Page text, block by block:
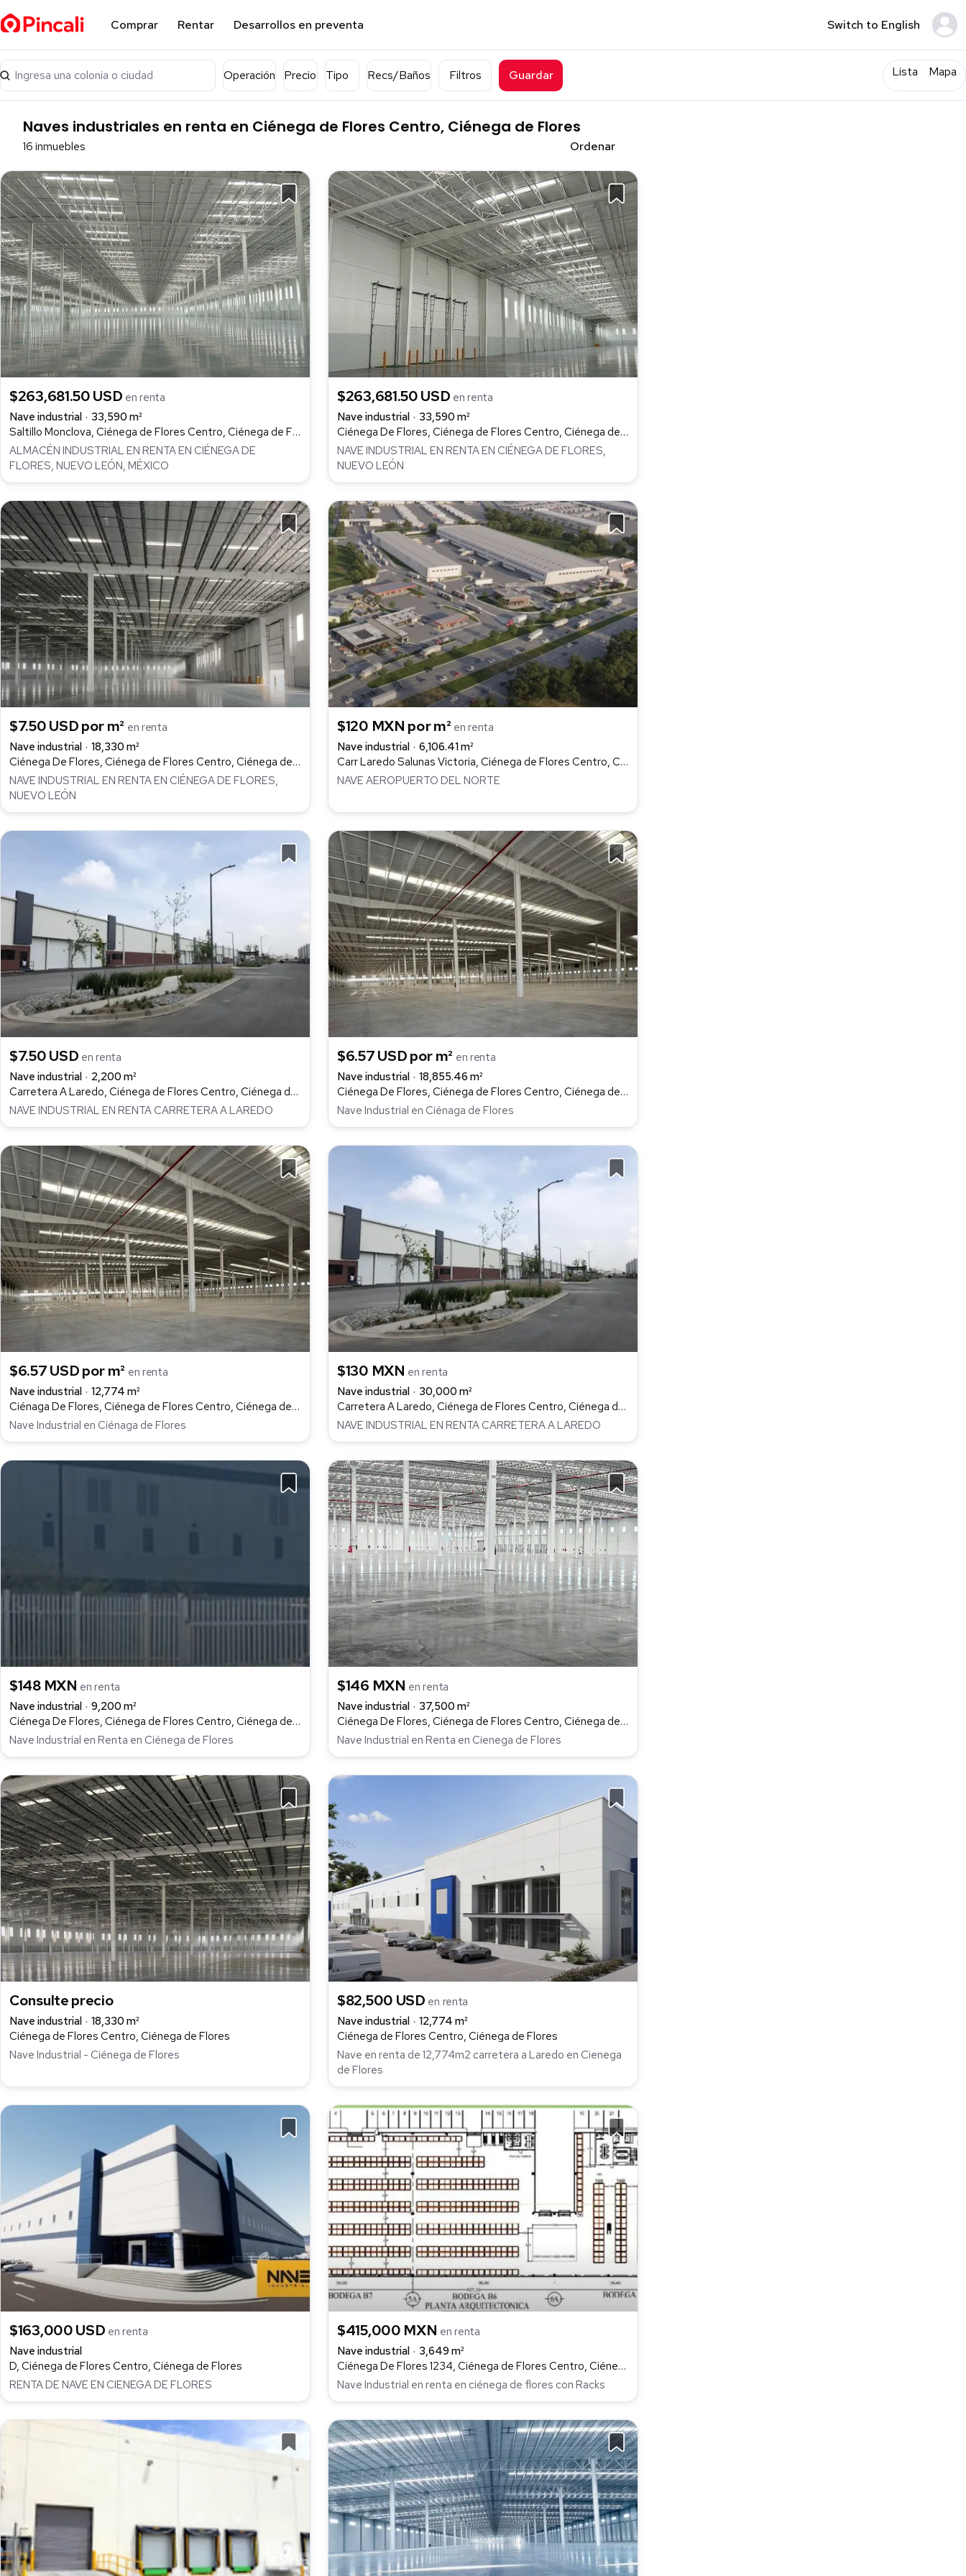
Comprar Rentar Desarrollos en preventa Switch to English
Ingresa una colonia o ciudad Operación Precio Tipo Recs/Baños Filtros Guardar Lista Mapa
Naves industriales en renta en Ciénega de Flores Centro, Ciénega de Flores
16 inmuebles Ordenar
$263,681.50 USD en renta
Nave industrial
33,590 m²
Saltillo Monclova, Ciénega de Flores Centro, Ciénega de Flores
ALMACÉN INDUSTRIAL EN RENTA EN CIÉNEGA DE
FLORES, NUEVO LEÓN, MÉXICO
$263,681.50 USD en renta
Nave industrial
33,590 m²
Ciénega De Flores, Ciénega de Flores Centro, Ciénega de Flores
NAVE INDUSTRIAL EN RENTA EN CIÉNEGA DE FLORES,
NUEVO LEÓN
$7.50 USD por m² en renta
Nave industrial
18,330 m²
Ciénega De Flores, Ciénega de Flores Centro, Ciénega de Flores
NAVE INDUSTRIAL EN RENTA EN CIÉNEGA DE FLORES,
NUEVO LEÓN
$120 MXN por m² en renta
Nave industrial
6,106.41 m²
Carr Laredo Salunas Victoria, Ciénega de Flores Centro, Ciénega de Flores
NAVE AEROPUERTO DEL NORTE
$7.50 USD en renta
Nave industrial
2,200 m²
Carretera A Laredo, Ciénega de Flores Centro, Ciénega de Flores
NAVE INDUSTRIAL EN RENTA CARRETERA A LAREDO
$6.57 USD por m² en renta
Nave industrial
18,855.46 m²
Ciénega De Flores, Ciénega de Flores Centro, Ciénega de Flores
Nave Industrial en Ciénaga de Flores
$6.57 USD por m² en renta
Nave industrial
12,774 m²
Ciénaga De Flores, Ciénega de Flores Centro, Ciénega de Flores
Nave Industrial en Ciénaga de Flores
$130 MXN en renta
Nave industrial
30,000 m²
Carretera A Laredo, Ciénega de Flores Centro, Ciénega de Flores
NAVE INDUSTRIAL EN RENTA CARRETERA A LAREDO
$148 MXN en renta
Nave industrial
9,200 m²
Ciénega De Flores, Ciénega de Flores Centro, Ciénega de Flores
Nave Industrial en Renta en Ciénega de Flores
$146 MXN en renta
Nave industrial
37,500 m²
Ciénega De Flores, Ciénega de Flores Centro, Ciénega de Flores
Nave Industrial en Renta en Cienega de Flores
Consulte precio
Nave industrial
18,330 m²
Ciénega de Flores Centro, Ciénega de Flores
Nave Industrial - Ciénega de Flores
$82,500 USD en renta
Nave industrial
12,774 m²
Ciénega de Flores Centro, Ciénega de Flores
Nave en renta de 12,774m2 carretera a Laredo en Cienega
de Flores
$163,000 USD en renta
Nave industrial
D, Ciénega de Flores Centro, Ciénega de Flores
RENTA DE NAVE EN CIENEGA DE FLORES
$415,000 MXN en renta
Nave industrial
3,649 m²
Ciénega De Flores 1234, Ciénega de Flores Centro, Ciénega de Flores
Nave Industrial en renta en ciénega de flores con Racks